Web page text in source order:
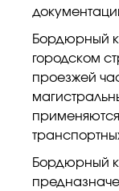
Бордюрный
городском
проезжей
Бордюрный